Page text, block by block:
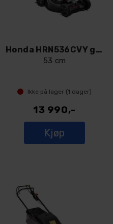
Honda HRN536CVY gressklipper
53 cm
Ikke på lager (1 dager)
13 990,-
Kjøp